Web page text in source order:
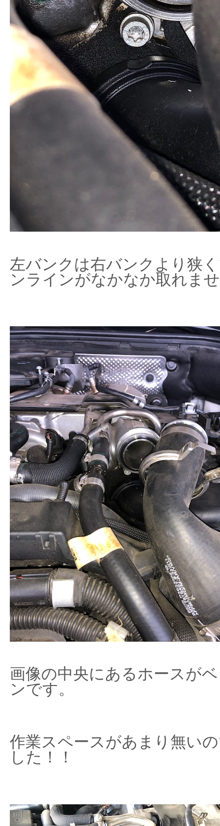
左バンクは右バンクより狭
ンラインがなかなか取れま
画像の中央にあるホースが
ンです。
作業スペースがあまり無い
した！！